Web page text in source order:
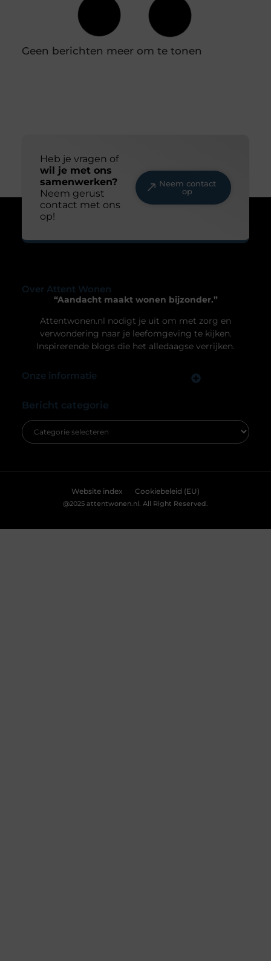
Geen berichten meer om te tonen
Heb je vragen of
wil je met ons
samenwerken?
Neem gerust
contact met ons
op!
Neem contact
op
Over Attent Wonen
“Aandacht maakt wonen bijzonder.”
Attentwonen.nl nodigt je uit om met zorg en
verwondering naar je leefomgeving te kijken.
Inspirerende blogs die het alledaagse verrijken.
Onze informatie
Bericht categorie
@2025 attentwonen.nl. All Right Reserved.
Website index Cookiebeleid (EU)